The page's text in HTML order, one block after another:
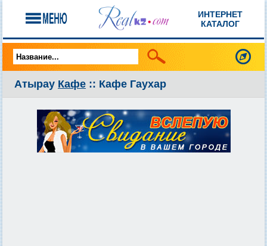
ИНТЕРНЕТ
КАТАЛОГ
Атырау Кафе :: Кафе Гаухар